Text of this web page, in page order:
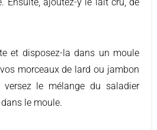
et disposez-la dans un moule
morceaux de lard ou jambon
le mélange du saladier
le moule.